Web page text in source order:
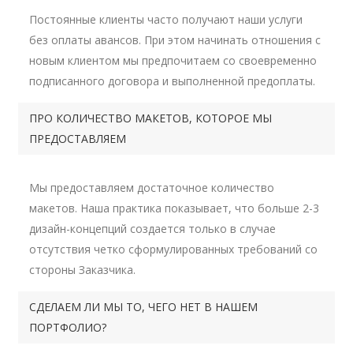
Постоянные клиенты часто получают наши услуги
без оплаты авансов. При этом начинать отношения с
новым клиентом мы предпочитаем со своевременно
подписанного договора и выполненной предоплаты.
ПРО КОЛИЧЕСТВО МАКЕТОВ, КОТОРОЕ МЫ
ПРЕДОСТАВЛЯЕМ
Мы предоставляем достаточное количество
макетов. Наша практика показывает, что больше 2-3
дизайн-концепций создается только в случае
отсутствия четко сформулированных требований со
стороны Заказчика.
СДЕЛАЕМ ЛИ МЫ ТО, ЧЕГО НЕТ В НАШЕМ
ПОРТФОЛИО?